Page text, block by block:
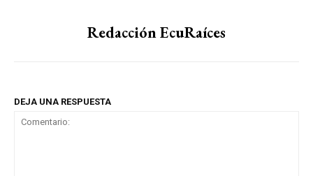
Redacción EcuRaíces
DEJA UNA RESPUESTA